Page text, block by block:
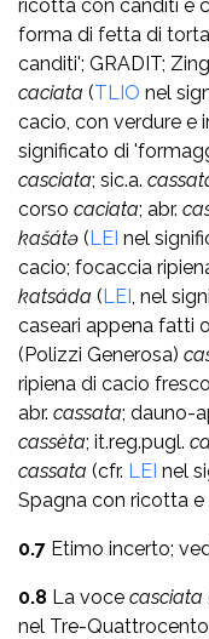
ricotta con canditi e
forma di fetta di
canditi'; GRADIT;
caciata (TLIO nel
cacio, con verdure e
significato di
casciata; sic.a.
corso caciata; abr.
kašátə (LEI nel
cacio; focaccia
katsáda (LEI, nel
caseari appena fatti
(Polizzi Generosa)
ripiena di cacio
abr. cassata; dauno-
cassèta; it.reg.pugl.
cassata (cfr. LEI nel
Spagna con ricotta
0.7 Etimo incerto;
0.8 La voce casciata
nel Tre-